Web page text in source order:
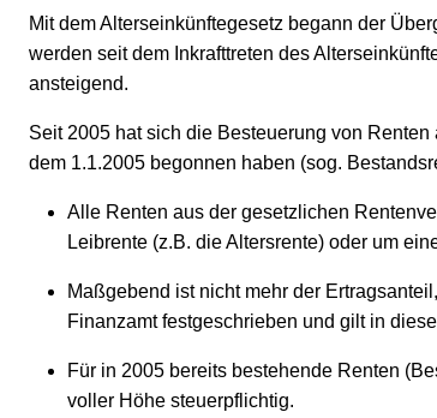
Mit dem Alterseinkünftegesetz begann der
werden seit dem Inkrafttreten des
ansteigend.
Seit 2005 hat sich die Besteuerung von
dem 1.1.2005 begonnen haben (sog.
Alle Renten aus der gesetzlichen
Leibrente (z.B. die Altersrente) oder um
Maßgebend ist nicht mehr der
Finanzamt festgeschrieben und gilt in
Für in 2005 bereits bestehende Renten
voller Höhe steuerpflichtig.